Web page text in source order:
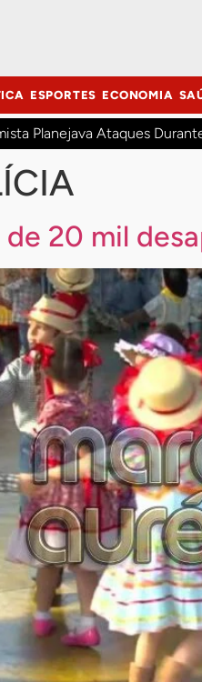
ESPORTES ECONOMIA
Planejava Ataques
20 mil